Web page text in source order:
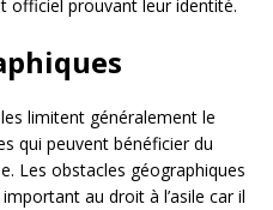
officiel prouvant leur identité.
limitent généralement le
qui peuvent bénéficier du
Les obstacles géographiques
au droit à l’asile car il